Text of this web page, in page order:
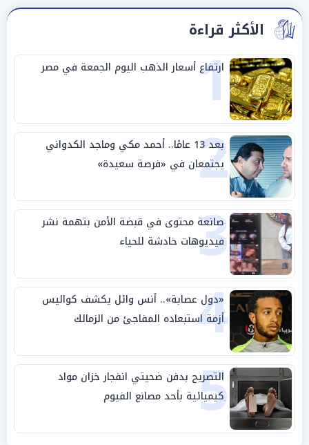
الأكثر قراءة
1
ارتفاع أسعار الذهب اليوم الجمعة في مصر
2 بعد 13 عامًا.. أحمد مكي وماجد الكدواني
يجتمعان في «فرصة سعيدة»
3
صانعة محتوى في قبضة الأمن بتهمة نشر
فيديوهات خادشة للحياء
4
«دول عصابة».. أنس وائل يكشف كواليس
أزمة استبعاده المفاجئ من الزمالك
5
التصريح بدفن ضحيتي انفجار خزان مواد
كيميائية بأحد مصانع الفيوم